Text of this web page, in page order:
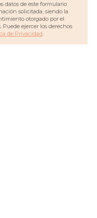
datos de este formulario
solicitada, siendo la
otorgado por el
Puede ejercer los derechos
de Privacidad.